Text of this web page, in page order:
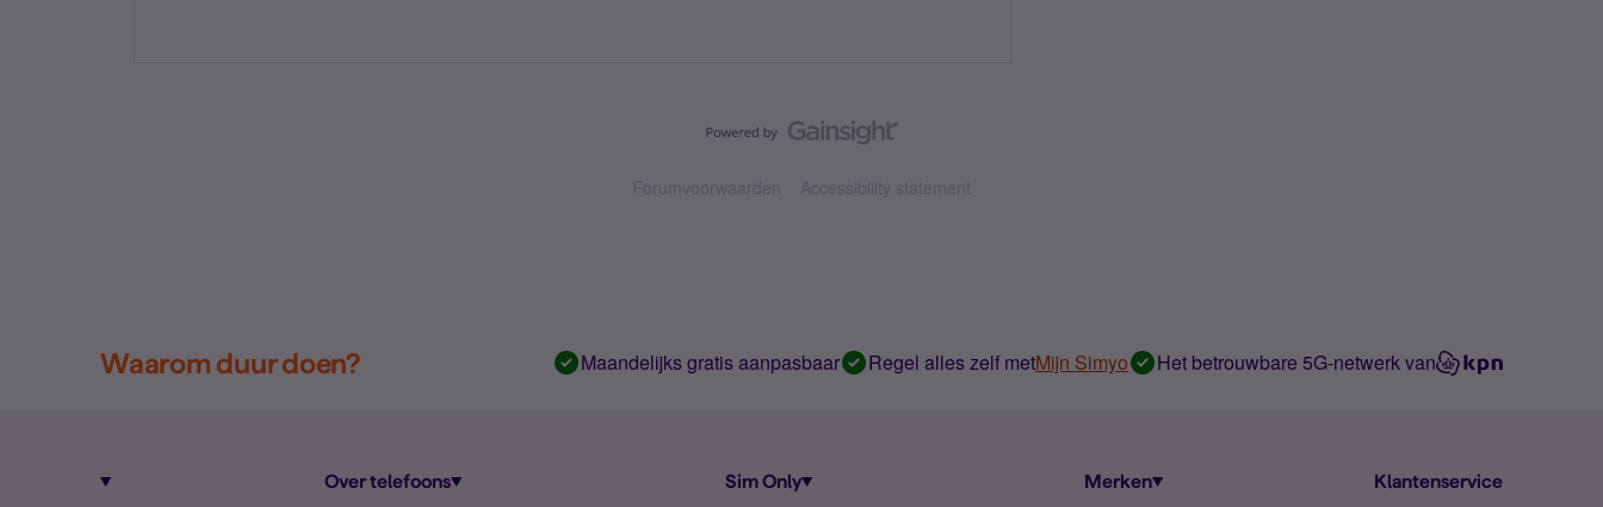
Forumvoorwaarden Accessibility statement
Waarom duur doen? Maandelijks gratis aanpasbaar Regel alles zelf metMijn Simyo Het betrouwbare 5G-netwerk van
Over telefoons Sim Only Merken Klantenservice